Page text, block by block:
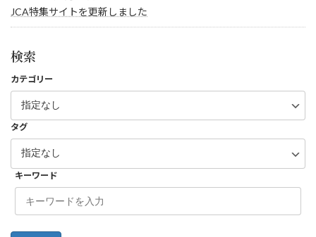
JCA特集サイトを更新しました
検索
カテゴリー
タグ
キーワード